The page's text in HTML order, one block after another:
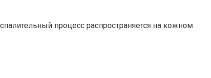
процесс распространяется на кожном